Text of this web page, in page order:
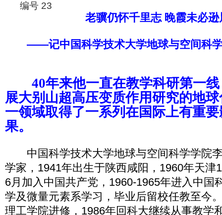
编号 23
老骥仍怀千里志 晚霞未必逊
——记中国科学技术大学地球与空间科
40年来他一直在教学科研第一线
展大别山超高压变质作用研究的地
一领域取得了一系列在国际上有重
果。
中国科学技术大学地球与空间科学学院
学家，1941年出生于陕西咸阳，1960年天津
6月加入中国共产党，1960-1965年进入中国
学及微量元素系学习，毕业后留校任教至今
理工学院进修，1986年回科大继续从事教学